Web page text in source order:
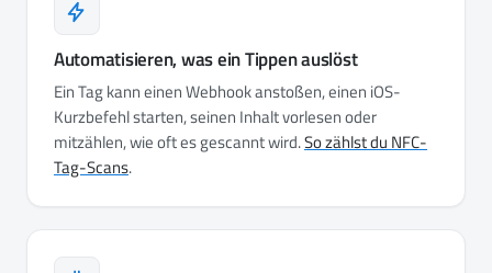
Automatisieren, was ein Tippen auslöst
Ein Tag kann einen Webhook anstoßen, einen iOS-
Kurzbefehl starten, seinen Inhalt vorlesen oder
mitzählen, wie oft es gescannt wird.So zählst du NFC-
Tag-Scans.